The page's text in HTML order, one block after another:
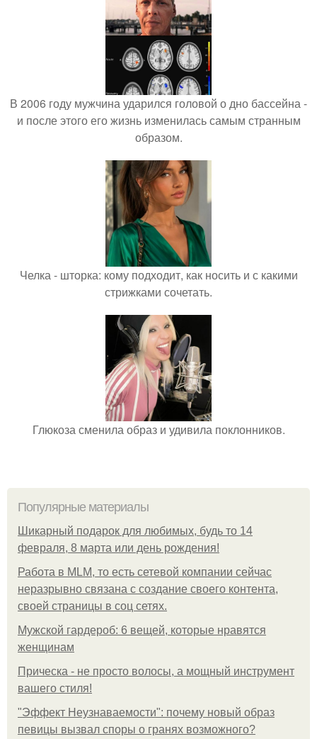
В 2006 году мужчина ударился головой о дно бассейна -
и после этого его жизнь изменилась самым странным
образом.
Челка - шторка: кому подходит, как носить и с какими
стрижками сочетать.
Глюкоза сменила образ и удивила поклонников.
Популярные материалы
Шикарный подарок для любимых, будь то 14
февраля, 8 марта или день рождения!
Работа в MLM, то есть сетевой компании сейчас
неразрывно связана с создание своего контента,
своей страницы в соц сетях.
Мужской гардероб: 6 вещей, которые нравятся
женщинам
Прическа - не просто волосы, а мощный инструмент
вашего стиля!
"Эффект Неузнаваемости": почему новый образ
певицы вызвал споры о гранях возможного?